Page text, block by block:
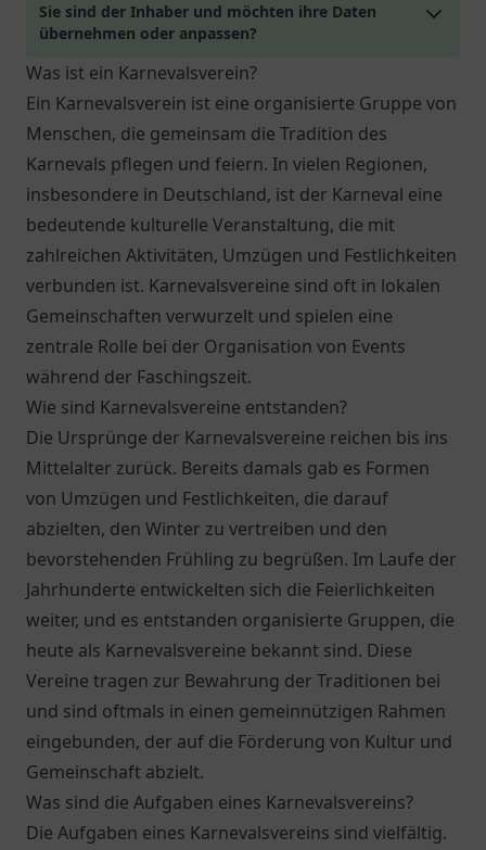
Sie sind der Inhaber und möchten ihre Daten
übernehmen oder anpassen?
Was ist ein Karnevalsverein?
Ein Karnevalsverein ist eine organisierte Gruppe von
Menschen, die gemeinsam die Tradition des
Karnevals pflegen und feiern. In vielen Regionen,
insbesondere in Deutschland, ist der Karneval eine
bedeutende kulturelle Veranstaltung, die mit
zahlreichen Aktivitäten, Umzügen und Festlichkeiten
verbunden ist. Karnevalsvereine sind oft in lokalen
Gemeinschaften verwurzelt und spielen eine
zentrale Rolle bei der Organisation von Events
während der Faschingszeit.
Wie sind Karnevalsvereine entstanden?
Die Ursprünge der Karnevalsvereine reichen bis ins
Mittelalter zurück. Bereits damals gab es Formen
von Umzügen und Festlichkeiten, die darauf
abzielten, den Winter zu vertreiben und den
bevorstehenden Frühling zu begrüßen. Im Laufe der
Jahrhunderte entwickelten sich die Feierlichkeiten
weiter, und es entstanden organisierte Gruppen, die
heute als Karnevalsvereine bekannt sind. Diese
Vereine tragen zur Bewahrung der Traditionen bei
und sind oftmals in einen gemeinnützigen Rahmen
eingebunden, der auf die Förderung von Kultur und
Gemeinschaft abzielt.
Was sind die Aufgaben eines Karnevalsvereins?
Die Aufgaben eines Karnevalsvereins sind vielfältig.